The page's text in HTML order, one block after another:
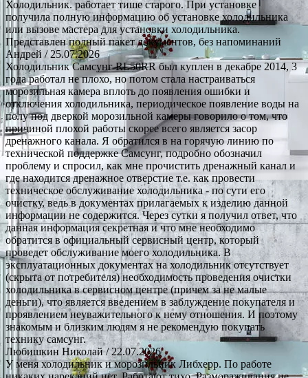
Холодильник. работает тише старого. При установке
получила полную информацию об установке холодильника
или вызове мастера для установки холодильника.
Представлен полный пакет документов, без напоминаний
Андрей / 25.07.2026
Холодильник Самсунг RL50RR был куплен в декабре 2014, 3
года работал не плохо, но потом стала настраиваться
морозильная камера вплоть до появления ошибки и
отключения холодильника, периодическое появление воды на
полу под дверкой морозильной камеры говорило о том, что
причиной плохой работы скорее всего является засор
дренажного канала. Я обратился в на горячую линию по
технической поддержке Самсунг, подробно обозначил
проблему и спросил, как мне прочистить дренажный канал и
где находится дренажное отверстие т.е. как провести
техническое обслуживание холодильника - по сути его
очистку, ведь в документах прилагаемых к изделию данной
информации не содержится. Через сутки я получил ответ, что
данная информация секретная и что мне необходимо
обратится в официальный сервисный центр, который
проведет обслуживание моего холодильника. В
эксплуатационных документах на холодильник отсутствует
(скрыта от потребителя) необходимость проведения очистки
холодильника в сервисном центре (причем за не малые
деньги), что является введением в заблуждение покупателя и
проявлением неуважительного к нему отношения. И поэтому
знакомым и близким людям я не рекомендую покупать
технику самсунг.
Любишкин Николай/ 22.07.2026
У меня холодильник и морозильник Либхерр. По работе